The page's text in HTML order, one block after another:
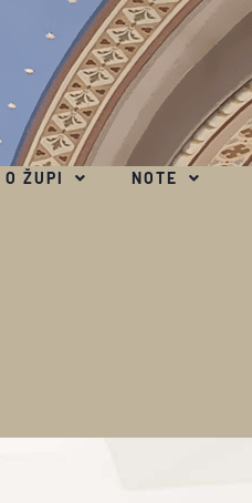
O ŽUPI NOTE